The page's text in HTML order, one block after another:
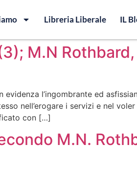
Libreria Liberale IL
M.N
evidenza l’ingombrante ed
nell’erogare i servizi e nel
con […]
M.N.